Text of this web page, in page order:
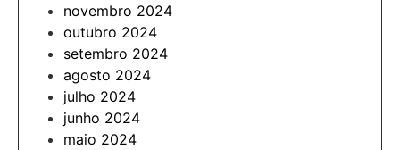
novembro 2024
outubro 2024
setembro 2024
agosto 2024
julho 2024
junho 2024
maio 2024